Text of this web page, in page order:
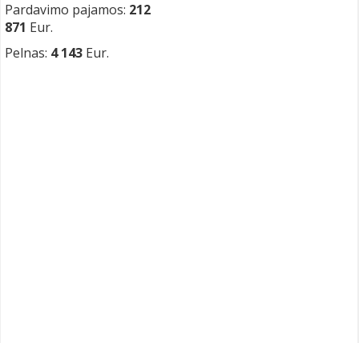
Pardavimo pajamos: 212
871 Eur.
Pelnas: 4 143 Eur.